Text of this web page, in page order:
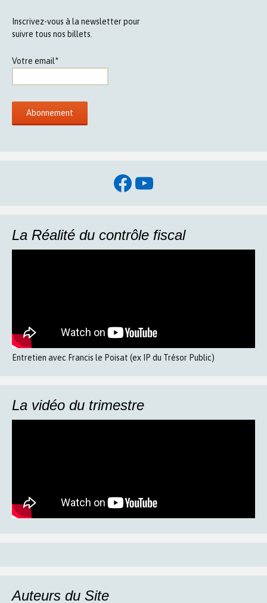
Inscrivez-vous à la newsletter pour
suivre tous nos billets.
Votre email*
Facebook
YouTube
La Réalité du contrôle fiscal
Entretien avec Francis le Poisat (ex IP du Trésor Public)
La vidéo du trimestre
Auteurs du Site